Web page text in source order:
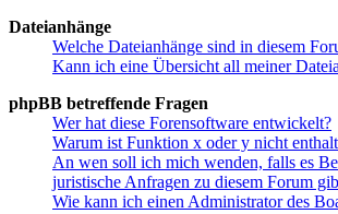
Dateianhänge
Welche Dateianhänge sind in diesem
Kann ich eine Übersicht all meiner
phpBB betreffende Fragen
Wer hat diese Forensoftware entwickelt?
Warum ist Funktion x oder y nicht
An wen soll ich mich wenden, falls es
juristische Anfragen zu diesem Forum
Wie kann ich einen Administrator des